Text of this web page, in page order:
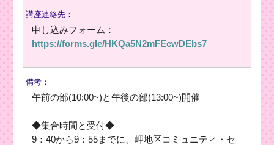
講座連絡先：
申し込みフォーム：
https://forms.gle/HKQa5N2mFEcwDEbs7
備考：
午前の部(10:00~)と午後の部(13:00~)開催
◆集合時間と受付◆
9：40から9：55までに、岬地区コミュニティ・セ